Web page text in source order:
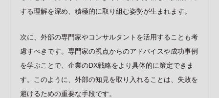
する理解を深め、積極的に取り組む姿勢が生まれます。
次に、外部の専門家やコンサルタントを活用することも考
慮すべきです。専門家の視点からのアドバイスや成功事例
を学ぶことで、企業のDX戦略をより具体的に策定できま
す。このように、外部の知見を取り入れることは、失敗を
避けるための重要な手段です。